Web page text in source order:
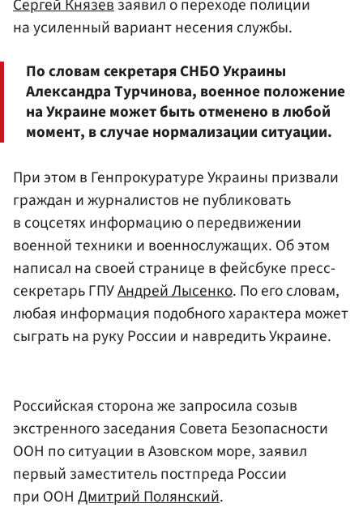
на усиленный вариант несения службы.
По словам секретаря СНБО Украины
Александра Турчинова, военное положение
на Украине может быть отменено в любой
момент, в случае нормализации ситуации.
При этом в Генпрокуратуре Украины призвали
граждан и журналистов не публиковать
в соцсетях информацию о передвижении
военной техники и военнослужащих. Об этом
написал на своей странице в фейсбуке пресс-
секретарь ГПУАндрей Лысенко. По его словам,
любая информация подобного характера может
сыграть на руку России и навредить Украине.
Российская сторона же запросила созыв
экстренного заседания Совета Безопасности
ООН по ситуации в Азовском море, заявил
первый заместитель постпреда России
при ООН Дмитрий Полянский.